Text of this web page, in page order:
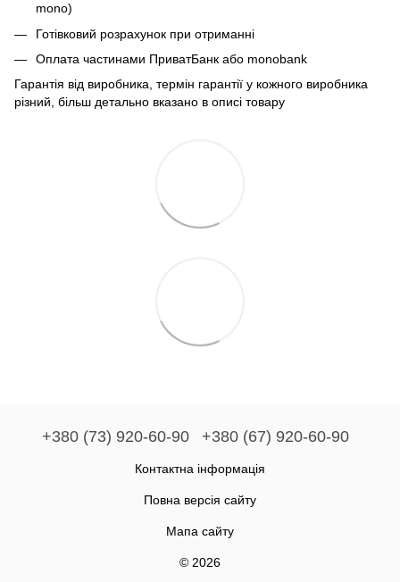
mono)
Готівковий розрахунок при отриманні
Оплата частинами ПриватБанк або monobank
Гарантія від виробника, термін гарантії у кожного виробника
різний, більш детально вказано в описі товару
+380 (73) 920-60-90 +380 (67) 920-60-90
Контактна інформація
Повна версія сайту
Мапа сайту
© 2026